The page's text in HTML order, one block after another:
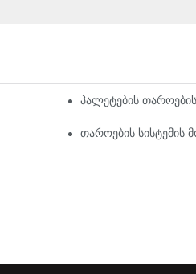
Საცავის Საჭიროებების Მორგება
Პალეტების
ᲧურადღებაᲗაროების Სისტემის